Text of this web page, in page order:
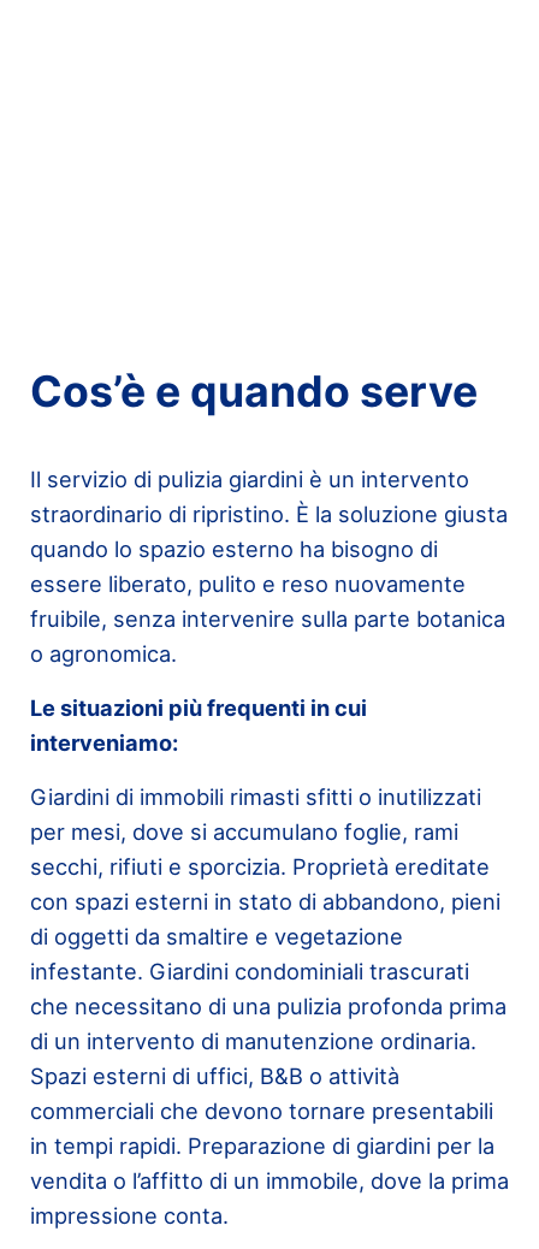
Cos’è e quando serve
Il servizio di pulizia giardini è un intervento
straordinario di ripristino. È la soluzione giusta
quando lo spazio esterno ha bisogno di
essere liberato, pulito e reso nuovamente
fruibile, senza intervenire sulla parte botanica
o agronomica.
Le situazioni più frequenti in cui
interveniamo:
Giardini di immobili rimasti sfitti o inutilizzati
per mesi, dove si accumulano foglie, rami
secchi, rifiuti e sporcizia. Proprietà ereditate
con spazi esterni in stato di abbandono, pieni
di oggetti da smaltire e vegetazione
infestante. Giardini condominiali trascurati
che necessitano di una pulizia profonda prima
di un intervento di manutenzione ordinaria.
Spazi esterni di uffici, B&B o attività
commerciali che devono tornare presentabili
in tempi rapidi. Preparazione di giardini per la
vendita o l’affitto di un immobile, dove la prima
impressione conta.